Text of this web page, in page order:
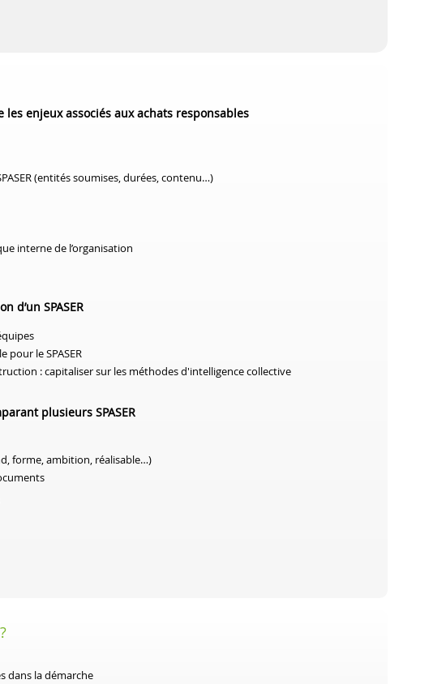
enjeux associés aux achats responsables
(entités soumises, durées, contenu…)
interne de l’organisation
d’un SPASER
pour le SPASER
: capitaliser sur les méthodes d'intelligence collective
plusieurs SPASER
forme, ambition, réalisable…)
dans la démarche